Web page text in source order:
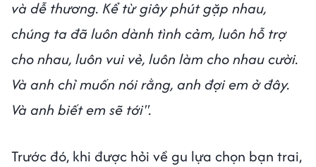
và dễ thương. Kể từ giây phút gặp nhau,
chúng ta đã luôn dành tình cảm, luôn hỗ trợ
cho nhau, luôn vui vẻ, luôn làm cho nhau cười.
Và anh chỉ muốn nói rằng, anh đợi em ở đây.
Và anh biết em sẽ tới".
Trước đó, khi được hỏi về gu lựa chọn bạn trai,